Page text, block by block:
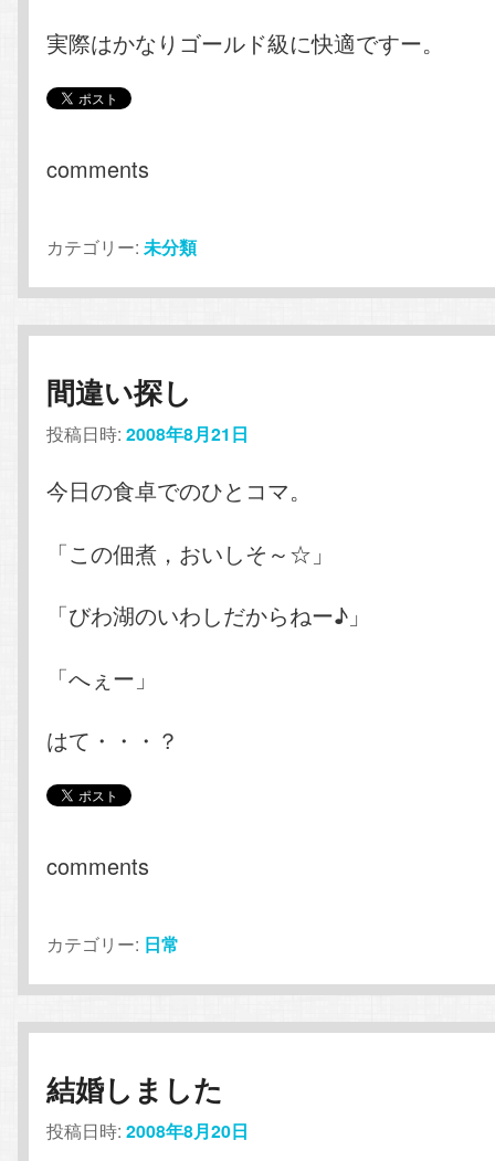
実際はかなりゴールド級に快適ですー。
comments
カテゴリー: 未分類
間違い探し
投稿日時:2008年8月21日
今日の食卓でのひとコマ。
「この佃煮，おいしそ～☆」
「びわ湖のいわしだからねー♪」
「へぇー」
はて・・・？
comments
カテゴリー: 日常
結婚しました
投稿日時:2008年8月20日